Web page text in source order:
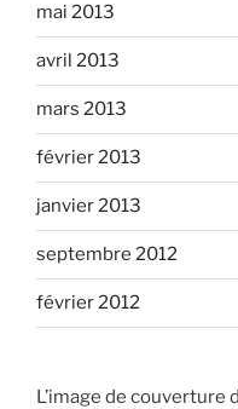
mai 2013
avril 2013
mars 2013
février 2013
janvier 2013
septembre 2012
février 2012
L’image de couverture